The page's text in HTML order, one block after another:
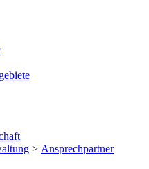
> Ansprechpartner